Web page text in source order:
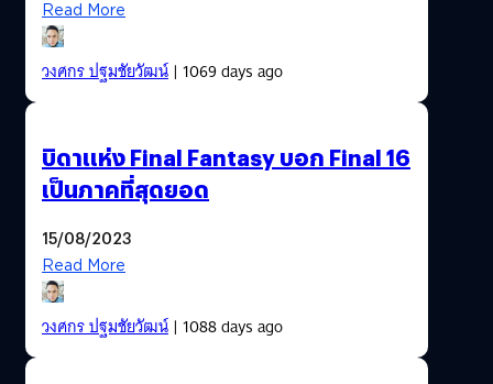
Read More
วงศกร ปฐมชัยวัฒน์| 1069 days ago
บิดาแห่ง Final Fantasy บอก Final 16
เป็นภาคที่สุดยอด
15/08/2023
Read More
วงศกร ปฐมชัยวัฒน์| 1088 days ago